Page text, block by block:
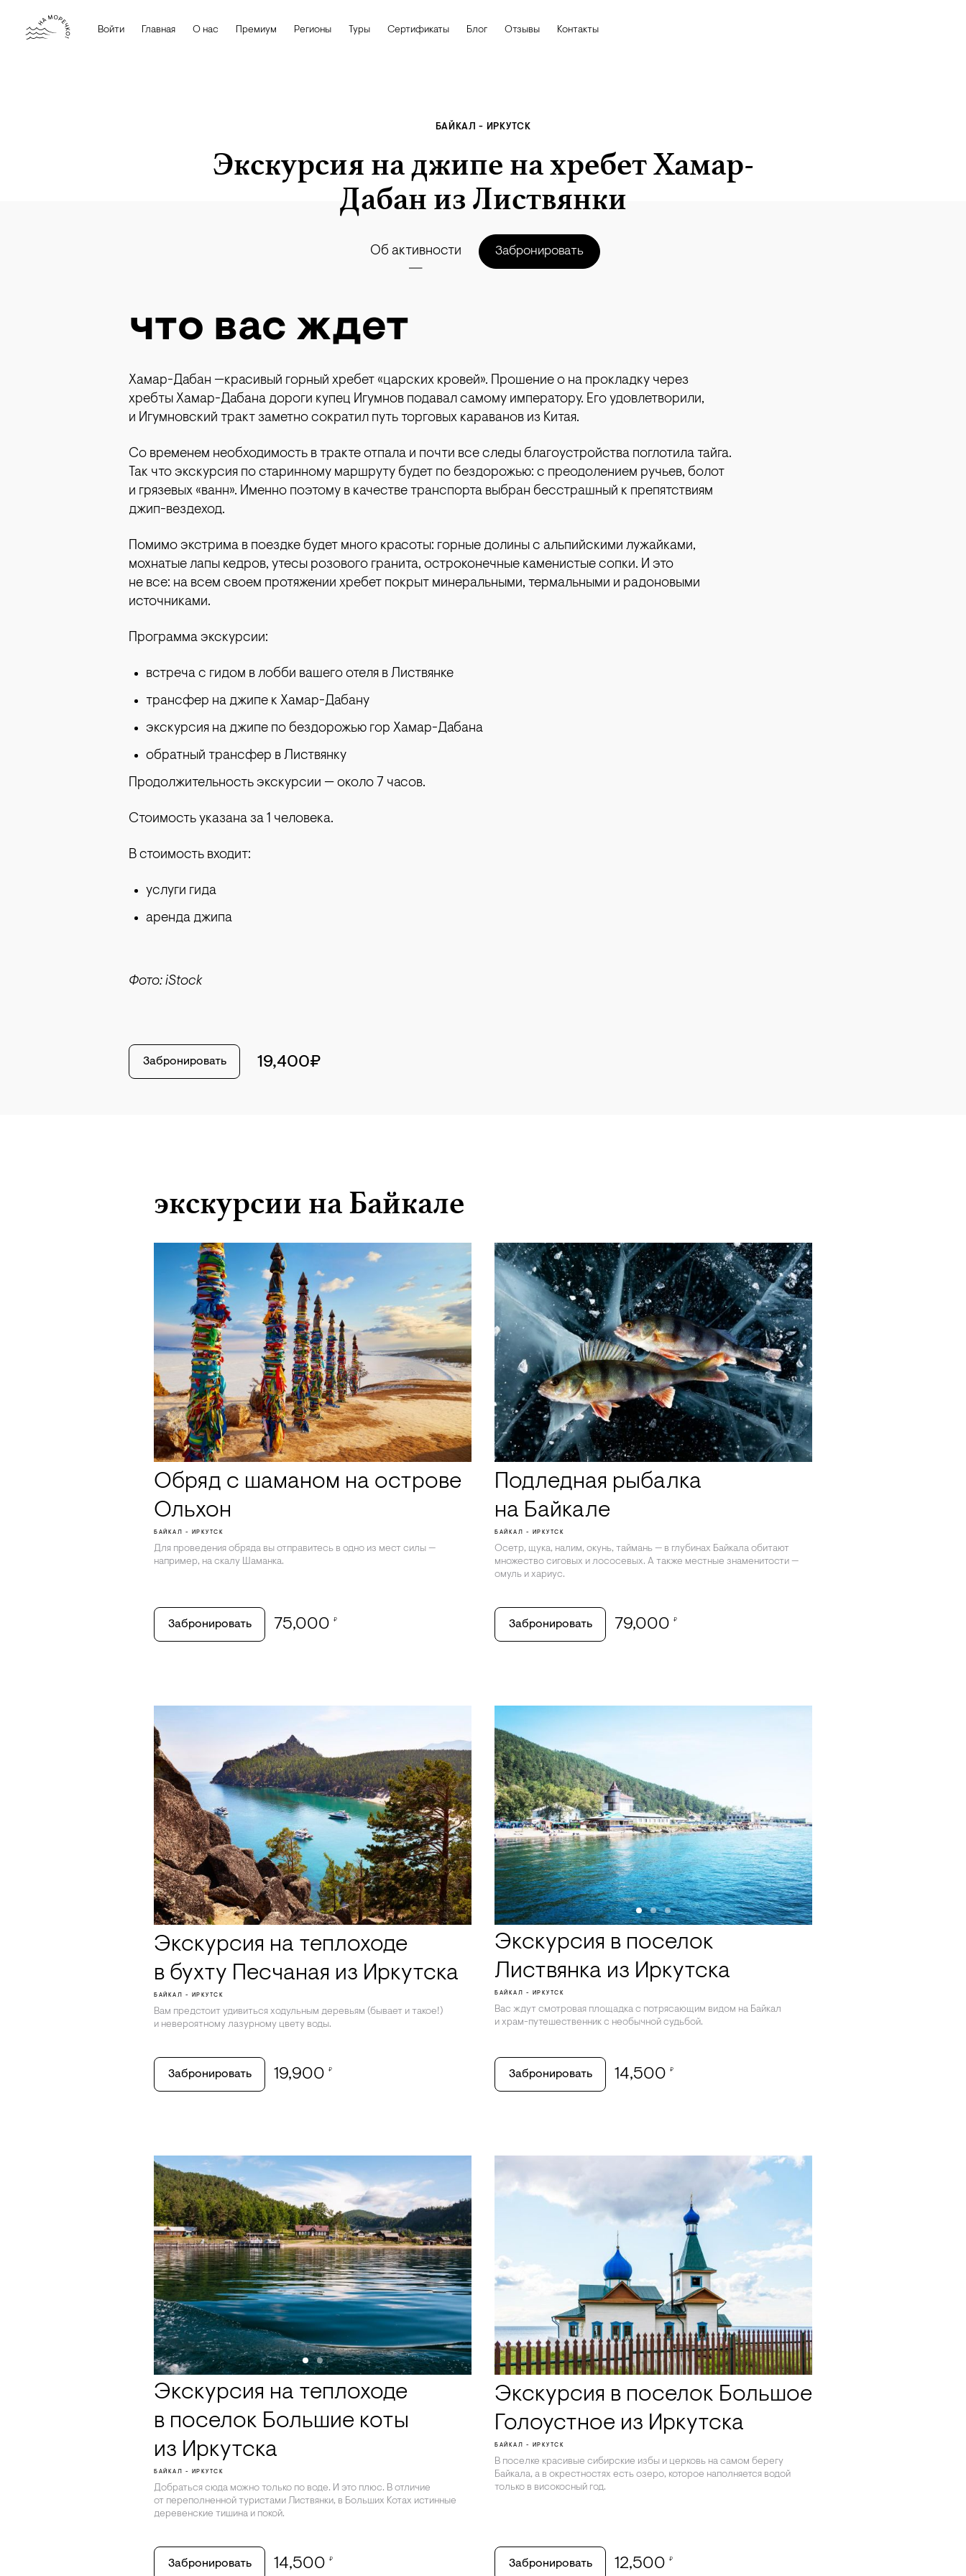
Войти Главная О нас Премиум Регионы Туры Сертификаты Блог Отзывы Контакты
БАЙКАЛ - ИРКУТСК
Экскурсия на джипе на хребет Хамар-
Дабан из Листвянки
Об активности Забронировать
что вас ждет
Хамар-Дабан —красивый горный хребет «царских кровей». Прошение о на прокладку через
хребты Хамар-Дабана дороги купец Игумнов подавал самому императору. Его удовлетворили,
и Игумновский тракт заметно сократил путь торговых караванов из Китая.
Со временем необходимость в тракте отпала и почти все следы благоустройства поглотила тайга.
Так что экскурсия по старинному маршруту будет по бездорожью: с преодолением ручьев, болот
и грязевых «ванн». Именно поэтому в качестве транспорта выбран бесстрашный к препятствиям
джип-вездеход.
Помимо экстрима в поездке будет много красоты: горные долины с альпийскими лужайками,
мохнатые лапы кедров, утесы розового гранита, остроконечные каменистые сопки. И это
не все: на всем своем протяжении хребет покрыт минеральными, термальными и радоновыми
источниками.
Программа экскурсии:
встреча с гидом в лобби вашего отеля в Листвянке
трансфер на джипе к Хамар-Дабану
экскурсия на джипе по бездорожью гор Хамар-Дабана
обратный трансфер в Листвянку
Продолжительность экскурсии — около 7 часов.
Стоимость указана за 1 человека.
В стоимость входит:
услуги гида
аренда джипа
Фото: iStock
Забронировать 19,400₽
экскурсии на Байкале
Обряд с шаманом на острове
Ольхон
БАЙКАЛ - ИРКУТСК
Для проведения обряда вы отправитесь в одно из мест силы —
например, на скалу Шаманка.
Забронировать 75,000 ₽
Подледная рыбалка
на Байкале
БАЙКАЛ - ИРКУТСК
Осетр, щука, налим, окунь, таймань — в глубинах Байкала обитают
множество сиговых и лососевых. А также местные знаменитости —
омуль и хариус.
Забронировать 79,000 ₽
Экскурсия на теплоходе
в бухту Песчаная из Иркутска
БАЙКАЛ - ИРКУТСК
Вам предстоит удивиться ходульным деревьям (бывает и такое!)
и невероятному лазурному цвету воды.
Забронировать 19,900 ₽
Экскурсия в поселок
Листвянка из Иркутска
БАЙКАЛ - ИРКУТСК
Вас ждут смотровая площадка с потрясающим видом на Байкал
и храм-путешественник с необычной судьбой.
Забронировать 14,500 ₽
Экскурсия на теплоходе
в поселок Большие коты
из Иркутска
БАЙКАЛ - ИРКУТСК
Добраться сюда можно только по воде. И это плюс. В отличие
от переполненной туристами Листвянки, в Больших Котах истинные
деревенские тишина и покой.
Забронировать 14,500 ₽
Экскурсия в поселок Большое
Голоустное из Иркутска
БАЙКАЛ - ИРКУТСК
В поселке красивые сибирские избы и церковь на самом берегу
Байкала, а в окрестностях есть озеро, которое наполняется водой
только в високосный год.
Забронировать 12,500 ₽